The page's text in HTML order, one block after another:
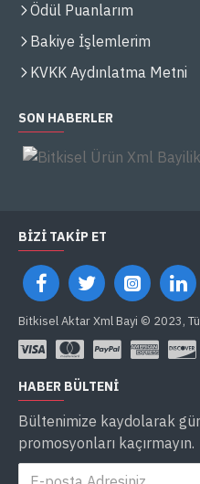
Ödül Puanlarım
Bakiye İşlemlerim
KVKK Aydınlatma Metni
SON HABERLER
BIZI TAKIP ET
Bitkisel Aktar Xml Bayi © 2023,
HABER BÜLTENI
Bültenimize kaydolarak
promosyonları kaçırmayın.